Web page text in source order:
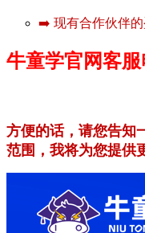
➡️ 现有合作伙伴
牛童学官网客服
方便的话，请您告知
范围，我将为您提供